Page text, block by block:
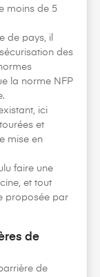
moins de 5
de pays, il
des
la norme NFP
ici
et
mise en
faire une
et tout
proposée par
de
de